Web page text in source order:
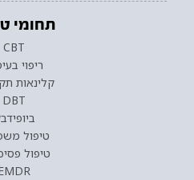
תחומי
CBT
ריפוי
קלינאות
DBT
טיפול
טיפול